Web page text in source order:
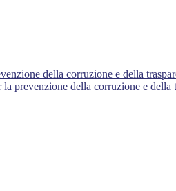
della corruzione e della
la prevenzione della corruzione e della